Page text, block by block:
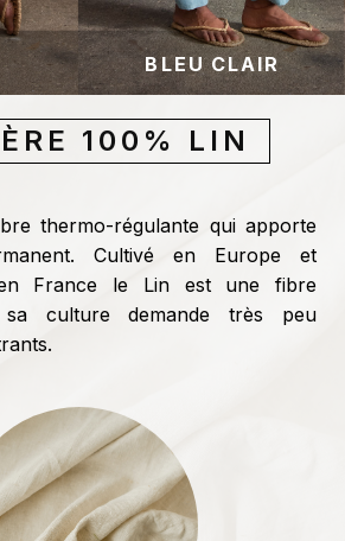
BLEU CLAIR
100% LIN
thermo-régulante qui apporte
Cultivé en Europe et
en France le Lin est une fibre
culture demande très peu